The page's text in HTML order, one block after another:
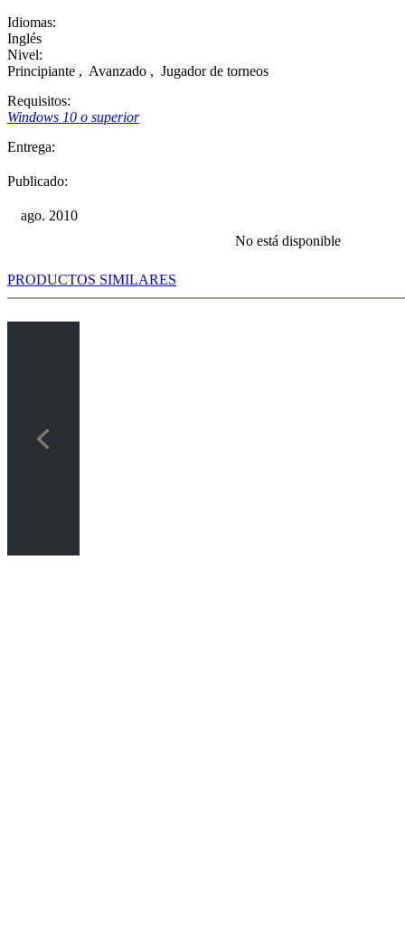
Idiomas:
Inglés
Nivel:
Principiante , Avanzado , Jugador de torneos
Requisitos:
Windows 10 o superior
Entrega:
Publicado:
ago. 2010
No está disponible
PRODUCTOS SIMILARES